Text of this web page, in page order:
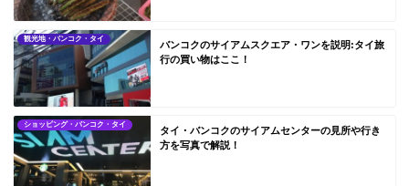
観光地・バンコク・タイ
バンコクのサイアムスクエア・ワンを説明:タイ旅
行の買い物はここ！
ショッピング・バンコク・タイ
タイ・バンコクのサイアムセンターの見所や行き
方を写真で解説！